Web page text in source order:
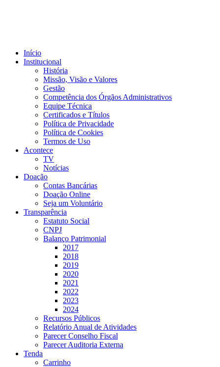
Início
Institucional
História
Missão, Visão e Valores
Gestão
Competência dos Órgãos Administrativos
Equipe Técnica
Certificados e Títulos
Política de Privacidade
Política de Cookies
Termos de Uso
Acontece
TV
Notícias
Doação
Contas Bancárias
Doação Online
Seja um Voluntário
Transparência
Estatuto Social
CNPJ
Balanço Patrimonial
2017
2018
2019
2020
2021
2022
2023
2024
Recursos Públicos
Relatório Anual de Atividades
Parecer Conselho Fiscal
Parecer Auditoria Externa
Tenda
Carrinho